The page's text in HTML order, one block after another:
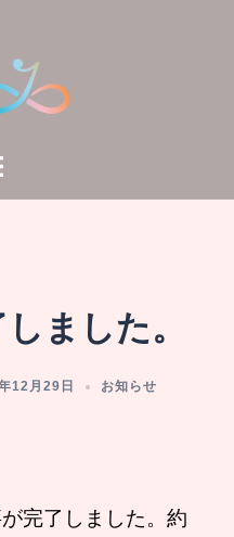
ました。
12月29日 お知らせ
完了しました。約